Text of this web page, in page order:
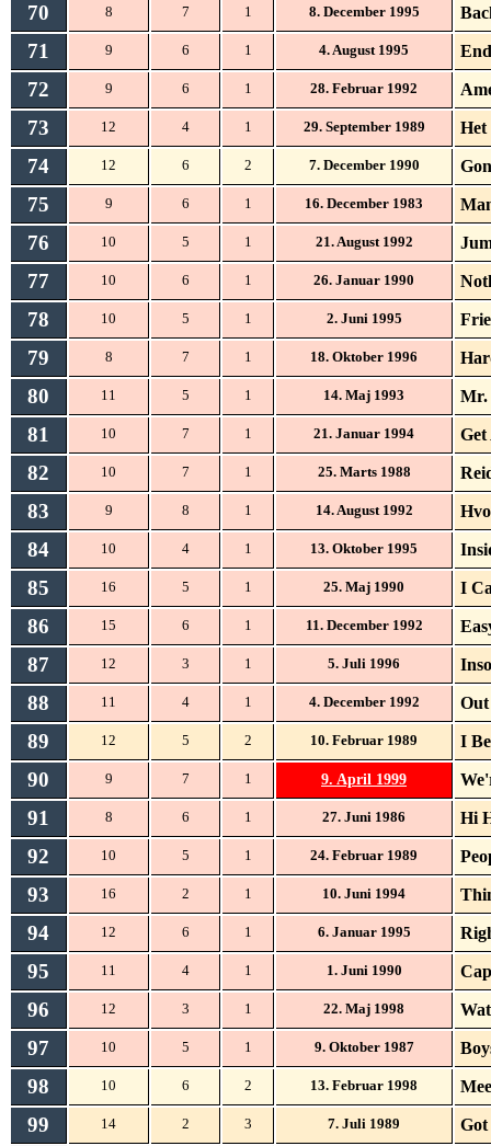
70 8 7 1 8. December 1995
71 9 6 1 4. August 1995
72 9 6 1 28. Februar 1992
73 12 4 1 29. September 1989 Het
74 12 6 2 7. December 1990
75 9 6 1 16. December 1983
76 10 5 1 21. August 1992
77 10 6 1 26. Januar 1990
78 10 5 1 2. Juni 1995
79 8 7 1 18. Oktober 1996
80 11 5 1 14. Maj 1993 Mr.
81 10 7 1 21. Januar 1994 Get
82 10 7 1 25. Marts 1988
83 9 8 1 14. August 1992
84 10 4 1 13. Oktober 1995
85 16 5 1 25. Maj 1990 I
86 15 6 1 11. December 1992
87 12 3 1 5. Juli 1996
88 11 4 1 4. December 1992 Out
89 12 5 2 10. Februar 1989 I
90 9 7 1 9. April 1999
91 8 6 1 27. Juni 1986 Hi
92 10 5 1 24. Februar 1989
93 16 2 1 10. Juni 1994
94 12 6 1 6. Januar 1995
95 11 4 1 1. Juni 1990
96 12 3 1 22. Maj 1998
97 10 5 1 9. Oktober 1987
98 10 6 2 13. Februar 1998
99 14 2 3 7. Juli 1989 Got